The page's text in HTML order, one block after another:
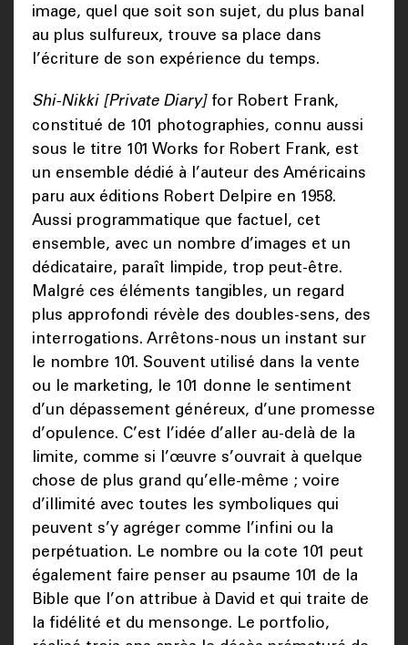
image, quel que soit son sujet, du plus banal
au plus sulfureux, trouve sa place dans
l’écriture de son expérience du temps.
Shi-Nikki [Private Diary]for Robert Frank,
constitué de 101 photographies, connu aussi
sous le titre 101 Works for Robert Frank, est
un ensemble dédié à l’auteur des Américains
paru aux éditions Robert Delpire en 1958.
Aussi programmatique que factuel, cet
ensemble, avec un nombre d’images et un
dédicataire, paraît limpide, trop peut-être.
Malgré ces éléments tangibles, un regard
plus approfondi révèle des doubles-sens, des
interrogations. Arrêtons-nous un instant sur
le nombre 101. Souvent utilisé dans la vente
ou le marketing, le 101 donne le sentiment
d’un dépassement généreux, d’une promesse
d’opulence. C’est l’idée d’aller au-delà de la
limite, comme si l’œuvre s’ouvrait à quelque
chose de plus grand qu’elle-même ; voire
d’illimité avec toutes les symboliques qui
peuvent s’y agréger comme l’infini ou la
perpétuation. Le nombre ou la cote 101 peut
également faire penser au psaume 101 de la
Bible que l’on attribue à David et qui traite de
la fidélité et du mensonge. Le portfolio,